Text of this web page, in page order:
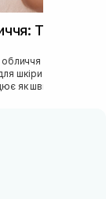
ТОП від
шкiри на
як швидка